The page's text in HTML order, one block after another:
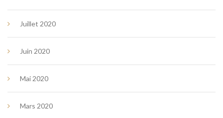
Juillet 2020
Juin 2020
Mai 2020
Mars 2020